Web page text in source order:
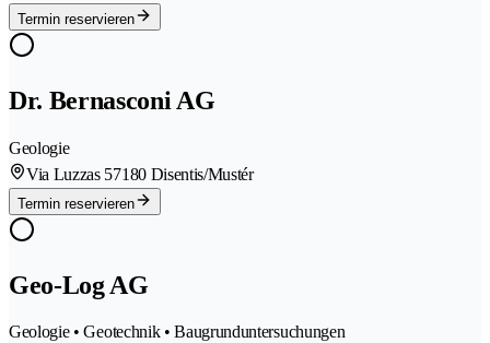
Termin reservieren
Dr. Bernasconi AG
Geologie
Via Luzzas 57180 Disentis/Mustér
Termin reservieren
Geo-Log AG
Geologie • Geotechnik • Baugrunduntersuchungen